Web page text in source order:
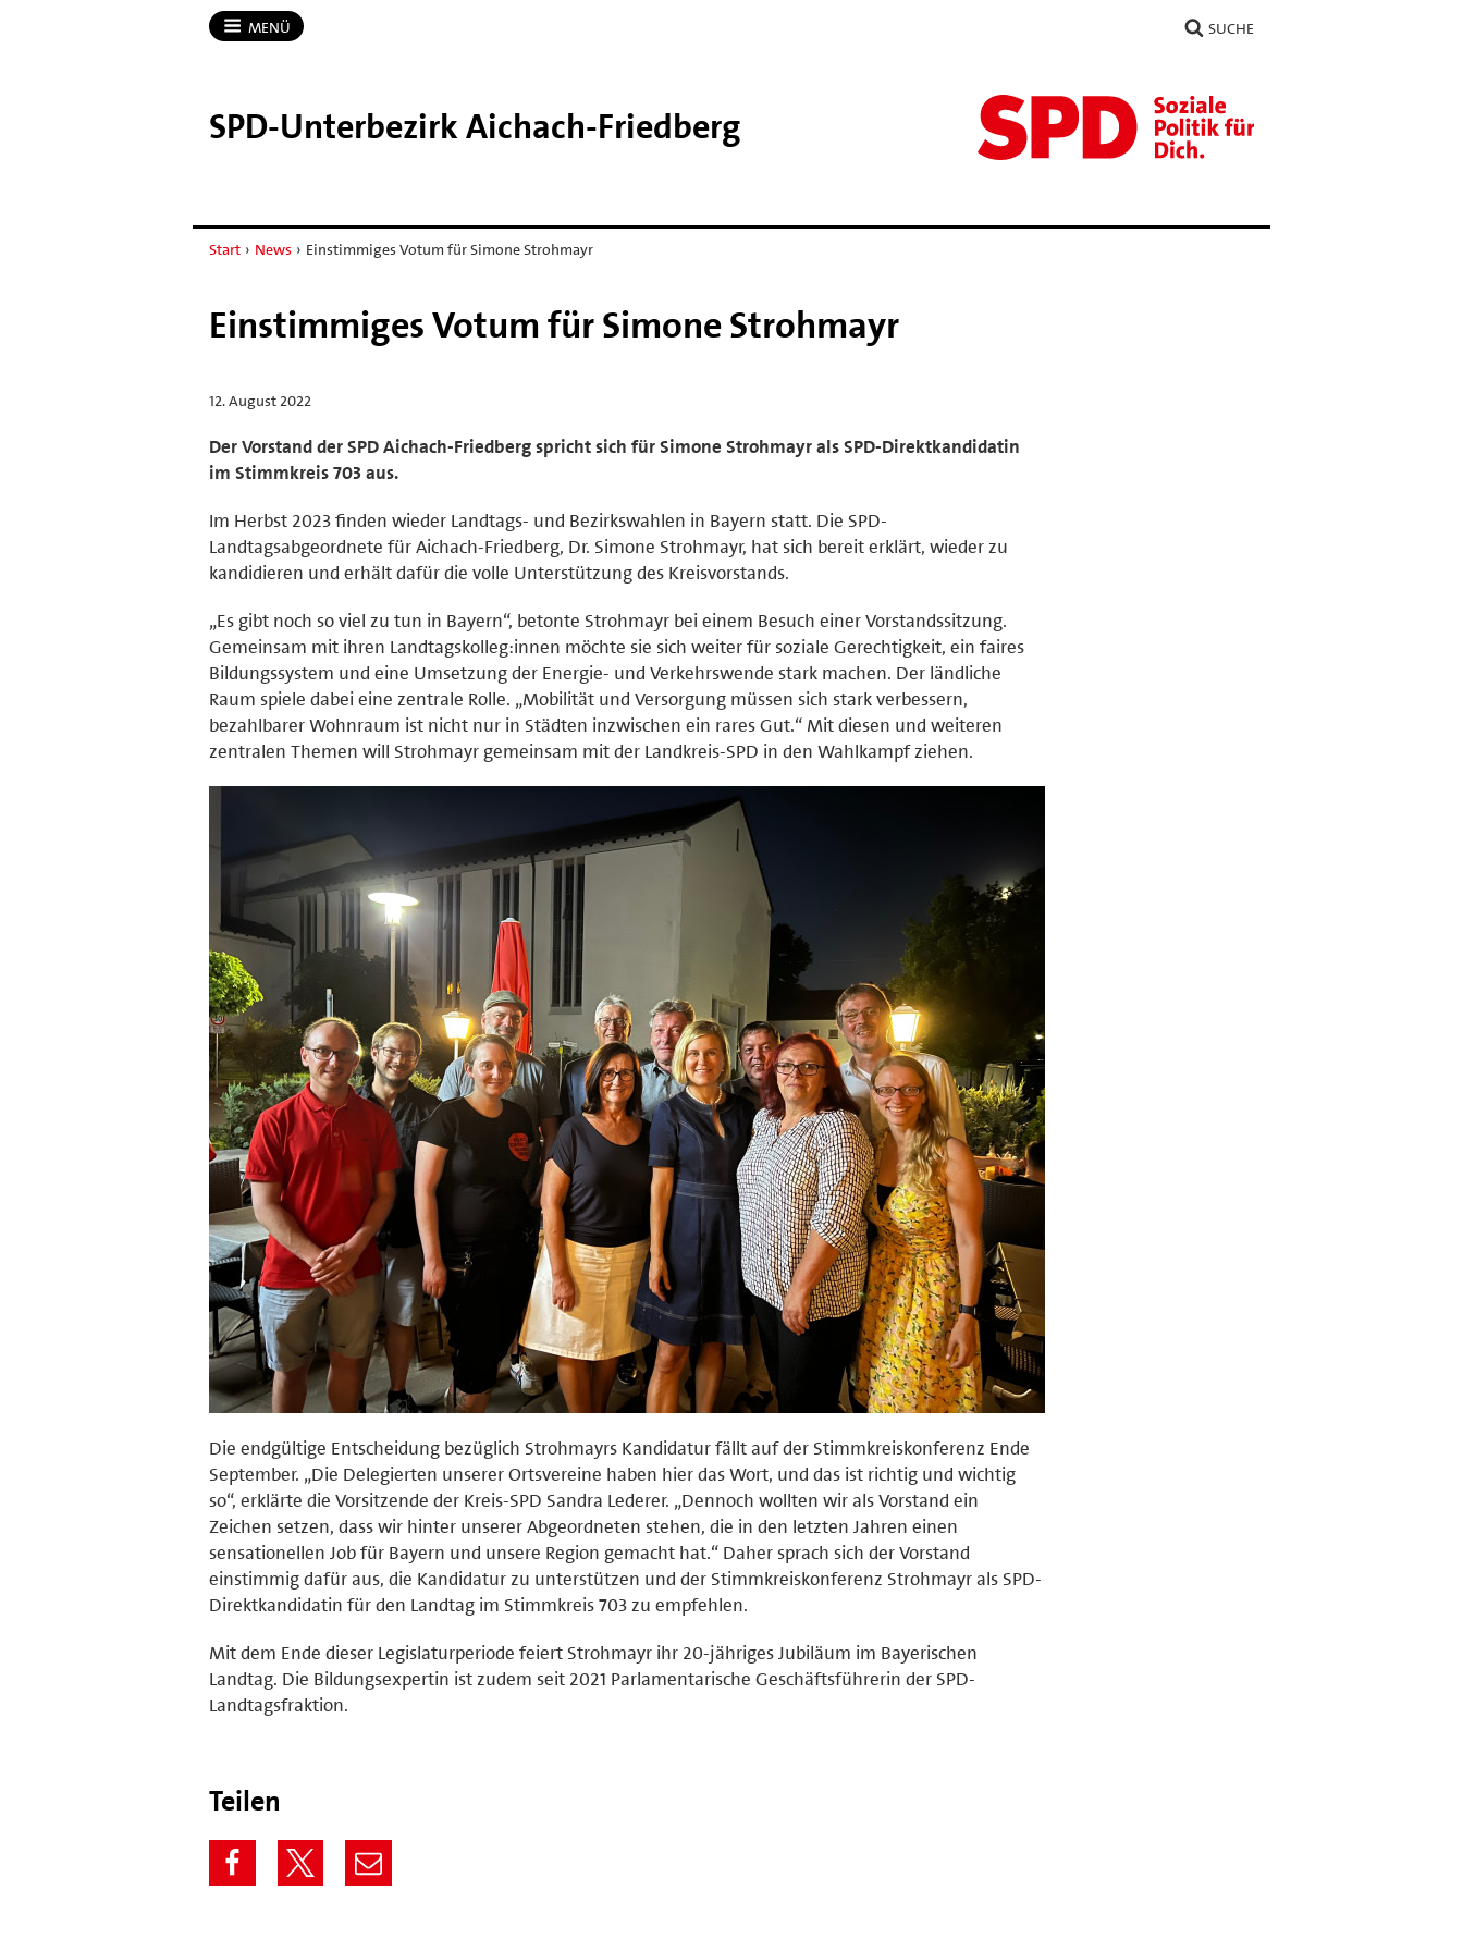
MENÜ SUCHE
SPD-​Unterbezirk Aichach-​Friedberg
Start › News › Einstimmiges Votum für Simone Strohmayr
Einstimmiges Votum für Simone Strohmayr
12. August 2022
Der Vorstand der SPD Aichach-Friedberg spricht sich für Simone Strohmayr als SPD-Direktkandidatin
im Stimmkreis 703 aus.
Im Herbst 2023 finden wieder Landtags- und Bezirkswahlen in Bayern statt. Die SPD-
Landtagsabgeordnete für Aichach-Friedberg, Dr. Simone Strohmayr, hat sich bereit erklärt, wieder zu
kandidieren und erhält dafür die volle Unterstützung des Kreisvorstands.
„Es gibt noch so viel zu tun in Bayern“, betonte Strohmayr bei einem Besuch einer Vorstandssitzung.
Gemeinsam mit ihren Landtagskolleg:innen möchte sie sich weiter für soziale Gerechtigkeit, ein faires
Bildungssystem und eine Umsetzung der Energie- und Verkehrswende stark machen. Der ländliche
Raum spiele dabei eine zentrale Rolle. „Mobilität und Versorgung müssen sich stark verbessern,
bezahlbarer Wohnraum ist nicht nur in Städten inzwischen ein rares Gut.“ Mit diesen und weiteren
zentralen Themen will Strohmayr gemeinsam mit der Landkreis-SPD in den Wahlkampf ziehen.
Die endgültige Entscheidung bezüglich Strohmayrs Kandidatur fällt auf der Stimmkreiskonferenz Ende
September. „Die Delegierten unserer Ortsvereine haben hier das Wort, und das ist richtig und wichtig
so“, erklärte die Vorsitzende der Kreis-SPD Sandra Lederer. „Dennoch wollten wir als Vorstand ein
Zeichen setzen, dass wir hinter unserer Abgeordneten stehen, die in den letzten Jahren einen
sensationellen Job für Bayern und unsere Region gemacht hat.“ Daher sprach sich der Vorstand
einstimmig dafür aus, die Kandidatur zu unterstützen und der Stimmkreiskonferenz Strohmayr als SPD-
Direktkandidatin für den Landtag im Stimmkreis 703 zu empfehlen.
Mit dem Ende dieser Legislaturperiode feiert Strohmayr ihr 20-jähriges Jubiläum im Bayerischen
Landtag. Die Bildungsexpertin ist zudem seit 2021 Parlamentarische Geschäftsführerin der SPD-
Landtagsfraktion.
Teilen